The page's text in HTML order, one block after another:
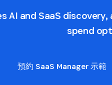
AI and SaaS
spend
預約 SaaS Manager 示範